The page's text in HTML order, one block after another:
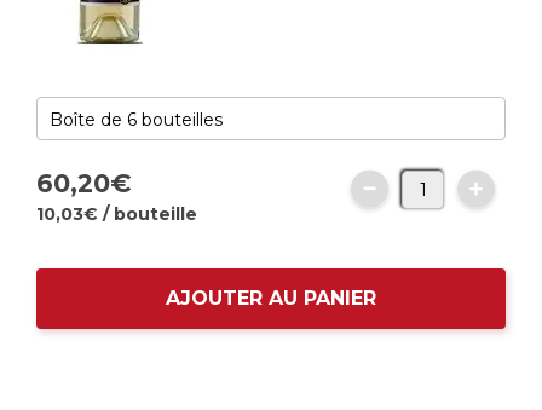
60,20€
10,03€ / bouteille
AJOUTER AU PANIER